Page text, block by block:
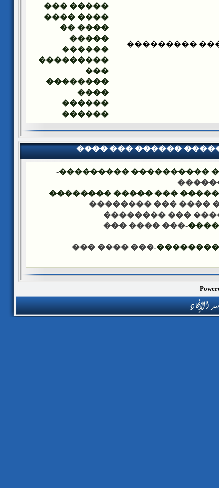
�����
����� ���
���� ����
���� ��
�����
������
���������
���
��������
����
������
������
���� ��� ������
�������� �� ���
-
���
���� ����� �������� ���
-��� ���� ���
-��� ���� ���
-��� ���� ���
������
-��� ���� ���